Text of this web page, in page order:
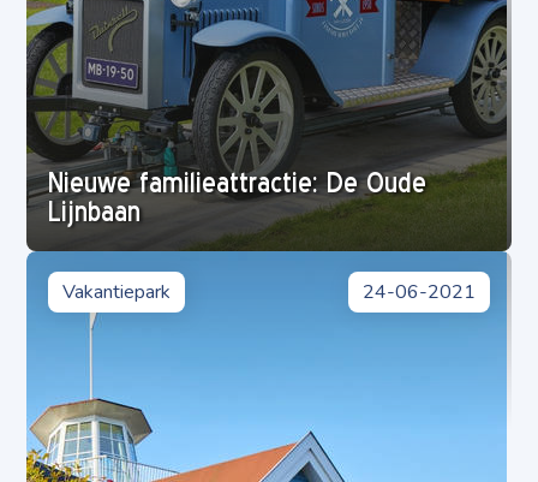
Nieuwe familieattractie: De Oude
Lijnbaan
Vakantiepark 24-06-2021